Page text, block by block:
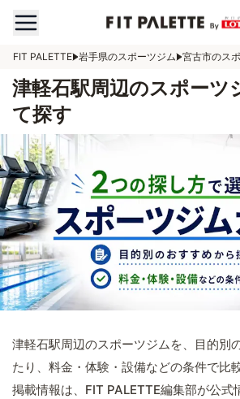
FIT PALETTE 岩手県のスポーツジム 宮古市のス
津軽石駅周辺のスポーツ
て探す
津軽石駅周辺のスポーツジムを、目的別
たり、料金・体験・設備などの条件で比
掲載情報は、FIT PALETTE編集部が公式